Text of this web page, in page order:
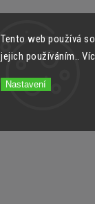
Tento web používá
jejich používáním..
Nastavení